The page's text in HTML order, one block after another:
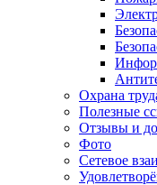
Охрана
Полезные
Отзывы и
Фото
Сетевое